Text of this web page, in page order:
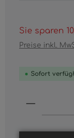
Sie sparen
Preise inkl.
Sofort
Produkt